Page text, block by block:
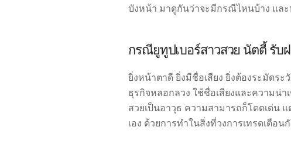
บังหน้า มาดูกันว่าจะมีกรณีไหนบ้าง แล
กรณียูทูปเบอร์สาวสวย นัตตี้ รับ
ยิ่งหน้าตาดี ยิ่งมีชื่อเสียง ยิ่งต้องระมัดร
ธุรกิจหลอกลวง ใช้ชื่อเสียงและความน่
สวยเป็นอาวุธ ความสามารถก็โดดเด่น
เอง ด้วยการทำในสิ่งที่วงการเทรดเตือ